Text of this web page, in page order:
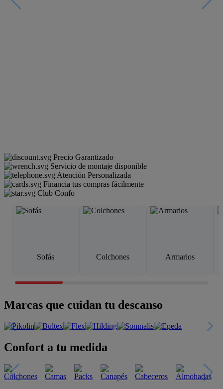
Precio Garantizado
Servicio de montaje disponible
Atención Personalizada
Financia tus compras fácilmente
Club Confo
Sofás Colchones Armarios
Marcas que cuidan tu descanso
Confort a tu medida